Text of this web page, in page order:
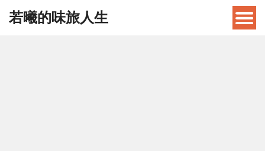
若曦的味旅人生